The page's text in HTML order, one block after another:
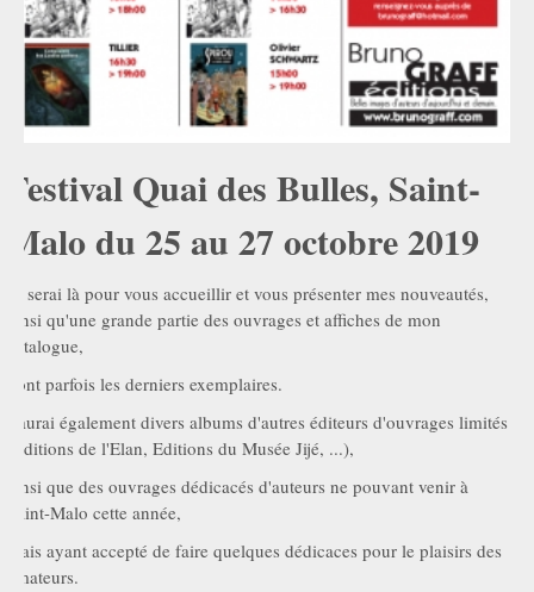
Festival Quai des Bulles, Saint-
Malo du 25 au 27 octobre 2019
Je serai là pour vous accueillir et vous présenter mes nouveautés,
ainsi qu'une grande partie des ouvrages et affiches de mon
catalogue,
dont parfois les derniers exemplaires.
J'aurai également divers albums d'autres éditeurs d'ouvrages limités
(Editions de l'Elan, Editions du Musée Jijé, ...),
ainsi que des ouvrages dédicacés d'auteurs ne pouvant venir à
Saint-Malo cette année,
mais ayant accepté de faire quelques dédicaces pour le plaisirs des
amateurs.